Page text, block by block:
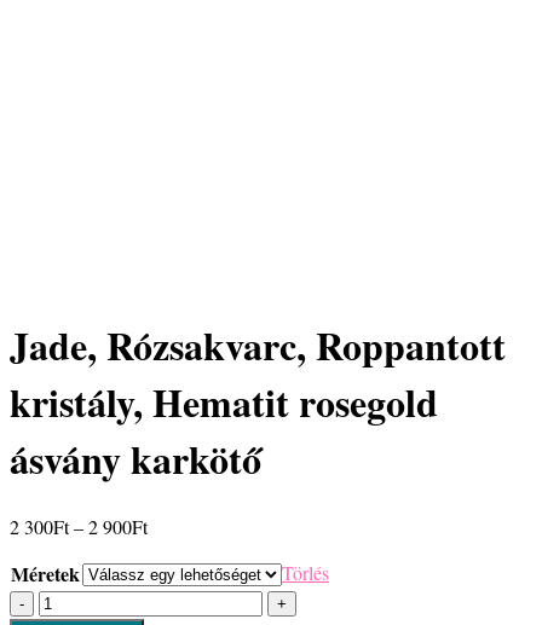
Jade, Rózsakvarc, Roppantott
kristály, Hematit rosegold
ásvány karkötő
2 300Ft–2 900FtÁrtartomány:
300Ft
Méretek
Törlés
Jade,